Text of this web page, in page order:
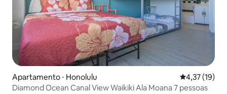
Apartamento ⋅ Honolulu 4,37 de uma
4,37 (19)
Diamond Ocean Canal View Waikiki Ala Moana 7 pessoas